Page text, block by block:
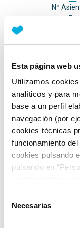
Esta página web
Utilizamos
analíticos y para
base a un perfil
navegación (por
cookies técnicas
funcionamiento
cookies pulsando
pulsando en
Necesarias
Nº
5
Detalles
Buen estado
Mantenimiento
aportar factura
Revisado por
Ficha técnica
Exterior